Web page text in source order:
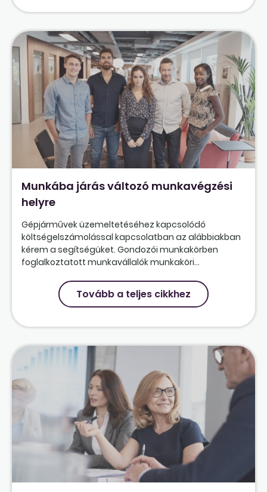
Munkába járás változó munkavégzési
helyre
Gépjárművek üzemeltetéséhez kapcsolódó
költségelszámolással kapcsolatban az alábbiakban
kérem a segítségüket. Gondozói munkakörben
foglalkoztatott munkavállalók munkaköri...
Tovább a teljes cikkhez